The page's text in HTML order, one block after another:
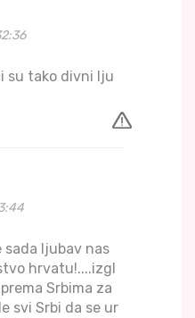
su tako divni lju
sada ljubav nas
hrvatu!....izgl
Srbima za
svi Srbi da se ur